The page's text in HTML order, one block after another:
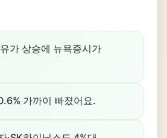
가 상승에 뉴욕증시가
가까이 빠졌어요.